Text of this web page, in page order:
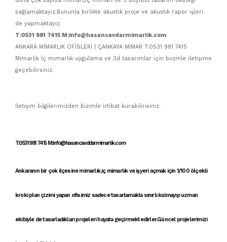
sağlamaktayız.Bununla birlikte akustik proje ve akustik rapor işleri
de yapmaktayız.
T:0531 981 7415 M:info@hasancavdarmimarlik.com
ANKARA MİMARLIK OFİSLERİ | ÇANKAYA MİMAR T:0531 981 7415
Mimarlık İç mimarlık uygulama ve 3d tasarımlar için biizmle iletişime
geçebilirsiniz.
İletişim bilgilerimizden bizimle irtibat kurabilirisiniz.
T:0531 981 7415 M:info@hasancavddarmimarlik.com
Ankaranın bir çok ilçesinemimarlık,iç mimarlıkveişyeri açmak için 1/100 ölçekli
krokiplan çizimi yapan ofisimiz sadece tasarlamakla sınırlı kalmayıp uzman
ekibiyle de tasarladıkları projeleri hayata geçirmektedirler.Güncel projelerimizi